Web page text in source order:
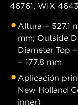
46761, WIX
Altura = 527.1
mm; Outside
Diameter Top
= 177.8 mm
Aplicación
New Holland
inner)